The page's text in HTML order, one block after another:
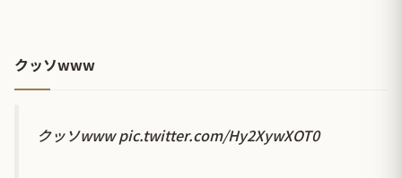
クッソwww
クッソwwwpic.twitter.com/Hy2XywXOT0